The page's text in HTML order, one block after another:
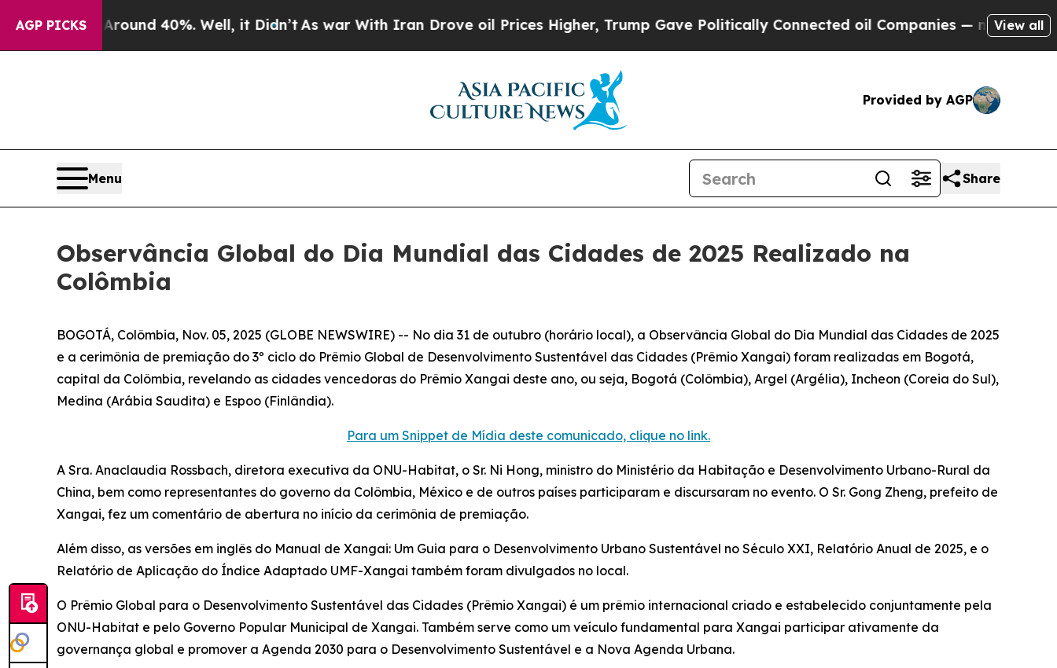
AGP PICKS
Floor Around 40%. Well, it Didn’tAs war With Iran Drove oil Prices Higher, Trump Gave Politically Connected oil Companies — not Taxpayers
View all
Provided by AGP
Menu Share
Observância Global do Dia Mundial das Cidades de 2025 Realizado na
Colômbia
BOGOTÁ, Colômbia, Nov. 05, 2025 (GLOBE NEWSWIRE) -- No dia 31 de outubro (horário local), a Observância Global do Dia Mundial das Cidades de 2025
e a cerimônia de premiação do 3º ciclo do Prêmio Global de Desenvolvimento Sustentável das Cidades (Prêmio Xangai) foram realizadas em Bogotá,
capital da Colômbia, revelando as cidades vencedoras do Prêmio Xangai deste ano, ou seja, Bogotá (Colômbia), Argel (Argélia), Incheon (Coreia do Sul),
Medina (Arábia Saudita) e Espoo (Finlândia).
Para um Snippet de Mídia deste comunicado, clique no link.
A Sra. Anaclaudia Rossbach, diretora executiva da ONU-Habitat, o Sr. Ni Hong, ministro do Ministério da Habitação e Desenvolvimento Urbano-Rural da
China, bem como representantes do governo da Colômbia, México e de outros países participaram e discursaram no evento. O Sr. Gong Zheng, prefeito de
Xangai, fez um comentário de abertura no início da cerimônia de premiação.
Além disso, as versões em inglês do Manual de Xangai: Um Guia para o Desenvolvimento Urbano Sustentável no Século XXI, Relatório Anual de 2025, e o
Relatório de Aplicação do Índice Adaptado UMF-Xangai também foram divulgados no local.
O Prêmio Global para o Desenvolvimento Sustentável das Cidades (Prêmio Xangai) é um prêmio internacional criado e estabelecido conjuntamente pela
ONU-Habitat e pelo Governo Popular Municipal de Xangai. Também serve como um veículo fundamental para Xangai participar ativamente da
governança global e promover a Agenda 2030 para o Desenvolvimento Sustentável e a Nova Agenda Urbana.